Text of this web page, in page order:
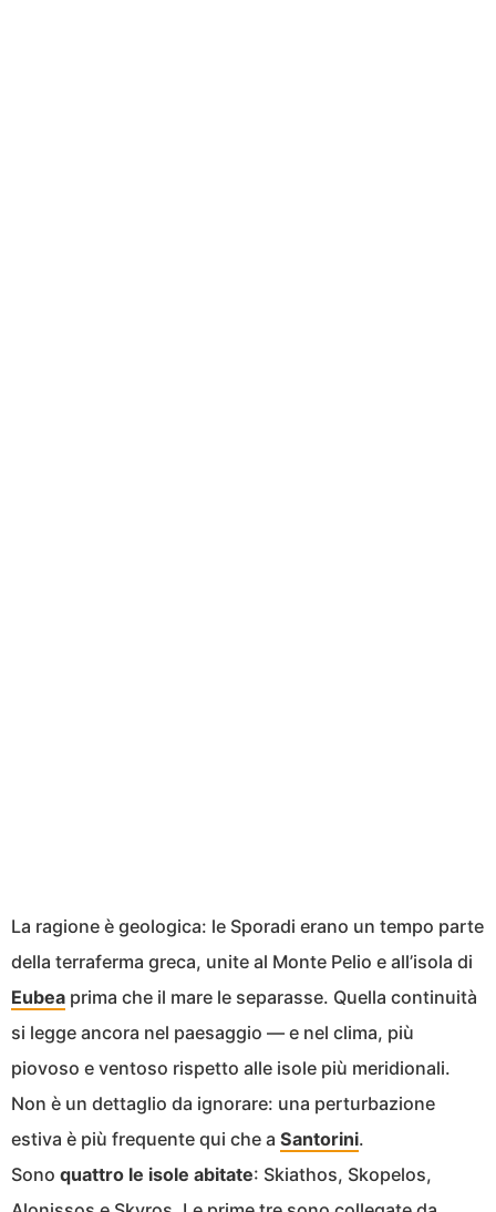
La ragione è geologica: le Sporadi erano un tempo parte
della terraferma greca, unite al Monte Pelio e all’isola di
Eubea prima che il mare le separasse. Quella continuità
si legge ancora nel paesaggio — e nel clima, più
piovoso e ventoso rispetto alle isole più meridionali.
Non è un dettaglio da ignorare: una perturbazione
estiva è più frequente qui che a Santorini.
Sono quattro le isole abitate: Skiathos, Skopelos,